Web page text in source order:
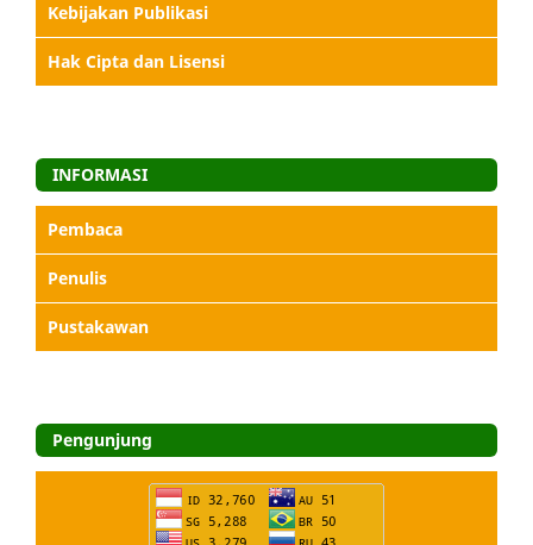
Kebijakan Publikasi
Hak Cipta dan Lisensi
INFORMASI
Pembaca
Penulis
Pustakawan
Pengunjung